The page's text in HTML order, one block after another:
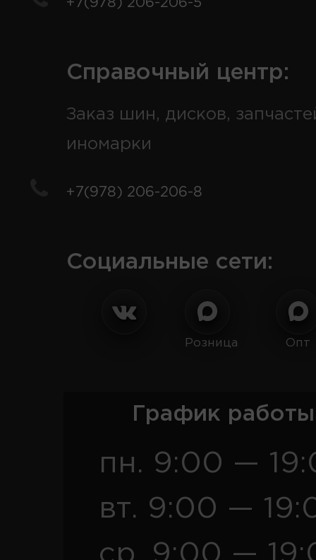
+7(978) 206-206-5
Справочный центр:
Заказ шин, дисков,
иномарки
+7(978) 206-206-8
Социальные сети:
Розница Опт
График
пн. 9:00 —
вт. 9:00 —
ср. 9:00 —